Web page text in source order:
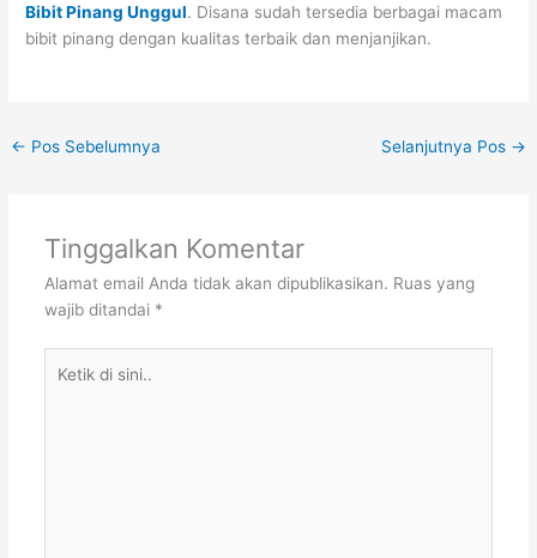
Bibit Pinang Unggul. Disana sudah tersedia berbagai macam
bibit pinang dengan kualitas terbaik dan menjanjikan.
← Pos Sebelumnya Selanjutnya Pos →
Tinggalkan Komentar
Alamat email Anda tidak akan dipublikasikan. Ruas yang
wajib ditandai *